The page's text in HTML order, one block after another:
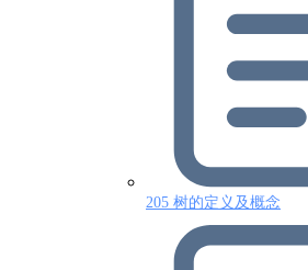
205 树的定义及概念